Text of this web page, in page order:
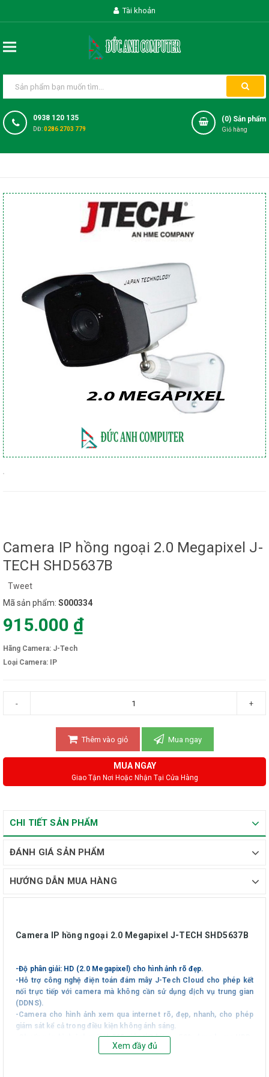
Tài khoản
0938 120 135
DĐ:0286 2703 779
(0) Sản phẩm
Giỏ hàng
Camera IP hồng ngoại 2.0 Megapixel J-
TECH SHD5637B
Tweet
Mã sản phẩm: S000334
915.000 ₫
Hãng Camera: J-Tech
Loại Camera: IP
- +
Thêm vào giỏ Mua ngay
MUA NGAY
Giao Tận Nơi Hoặc Nhận Tại Cửa Hàng
CHI TIẾT SẢN PHẨM
ĐÁNH GIÁ SẢN PHẨM
HƯỚNG DẪN MUA HÀNG
Camera IP hồng ngoại 2.0 Megapixel J-TECH SHD5637B
-Độ phân giải: HD (2.0 Megapixel) cho hình ảnh rõ đẹp.
-Hỗ trợ công nghệ điện toán đám mây J-Tech Cloud cho phép kết
nối trực tiếp với camera mà không cần sử dụng dịch vụ trung gian
(DDNS).
-Camera cho hình ảnh xem qua internet rõ, đẹp, nhanh, cho phép
giám sát kể cả trong điều kiện không ánh sáng.
-Chuẩn nén hình ảnh mới H.265 giúp tiết kiệm ~50% dung lượng HDD.
Xem đầy đủ